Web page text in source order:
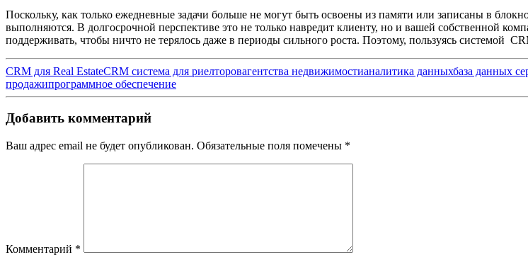
Поскольку, как только ежедневные задачи больше не могут быть освоены из памяти или записаны в
выполняются. В долгосрочной перспективе это не только навредит клиенту, но и вашей собственной
поддерживать, чтобы ничто не терялось даже в периоды сильного роста. Поэтому, пользуясь системой
CRM для Real EstateCRM система для риелторовагентства недвижимостианалитика данныхбаза данных
продажипрограммное обеспечение
Добавить комментарий
Ваш адрес email не будет опубликован. Обязательные поля помечены *
Комментарий *